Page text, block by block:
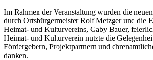
Im Rahmen der Veranstaltung wurden die
durch Ortsbürgermeister Rolf Metzger und die
Heimat- und Kulturvereins, Gaby Bauer,
Heimat- und Kulturverein nutzte die
Fördergebern, Projektpartnern und
danken.